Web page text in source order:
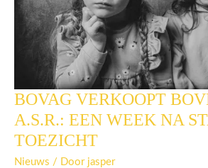
BOVAG VERKOOPT
A.S.R.: EEN WEEK NA
TOEZICHT
Nieuws / Door jasper
BOVAG
BOVEMIJ
AAN
A.S.R.: